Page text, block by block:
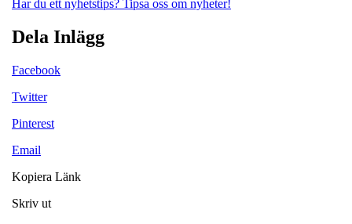
Har du ett nyhetstips? Tipsa oss om nyheter!
Dela Inlägg
Facebook
Twitter
Pinterest
Email
Kopiera Länk
Skriv ut